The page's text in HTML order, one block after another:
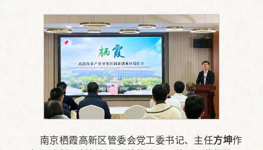
南京栖霞高新区管委会党工委书记、主任方坤作